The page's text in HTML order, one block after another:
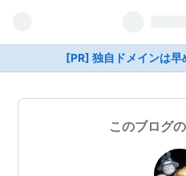
[PR] 独自ドメインは早
このブログ